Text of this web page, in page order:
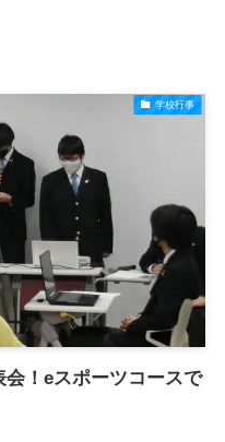
学校行事
会！eスポーツコースで